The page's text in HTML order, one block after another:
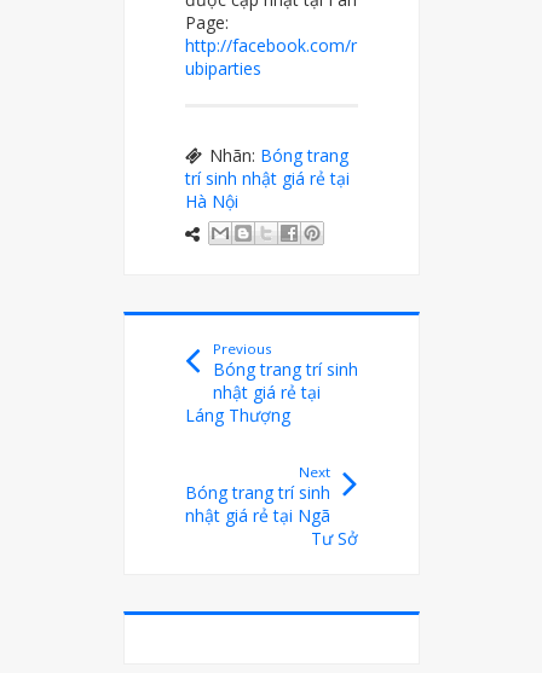
Page:
http://facebook.com/r
ubiparties
Nhãn: Bóng trang
trí sinh nhật giá rẻ tại
Hà Nội
Previous
Bóng trang trí sinh
nhật giá rẻ tại
Láng Thượng
Next
Bóng trang trí sinh
nhật giá rẻ tại Ngã
Tư Sở